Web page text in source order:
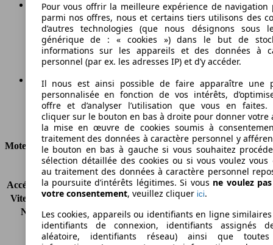
199 km/h
Vitesse maximale
Essence
Carburant
Moteur et Puissance
KW (CH)
92 kW (125 PS)
Accélération (0-100 km/h) 9.6s
Vitesse maximale (km/h) 199 km/h
Nombre de vitesses
7
Couple
210 nm
Cylindrée
999 ccm
Pour vous offrir la meilleure expérience de navigation
parmi nos offres, nous et certains tiers utilisons des
d’autres technologies (que nous désignons sous
générique de : « cookies ») dans le but de
informations sur les appareils et des données à
personnel (par ex. les adresses IP) et d’y accéder.
Il nous est ainsi possible de faire apparaître une
personnalisée en fonction de vos intérêts,
offre et d’analyser l’utilisation que vous en faites.
cliquer sur le bouton en bas à droite pour donner votre
la mise en œuvre de cookies soumis à
traitement des données à caractère personnel y
le bouton en bas à gauche si vous souhaitez
sélection détaillée des cookies ou si vous voulez vous
au traitement des données à caractère personnel
la poursuite d’intérêts légitimes. Si vous ne voulez
votre consentement, veuillez cliquer ici.
Les cookies, appareils ou identifiants en ligne
identifiants de connexion, identifiants assignés
aléatoire, identifiants réseau) ainsi que